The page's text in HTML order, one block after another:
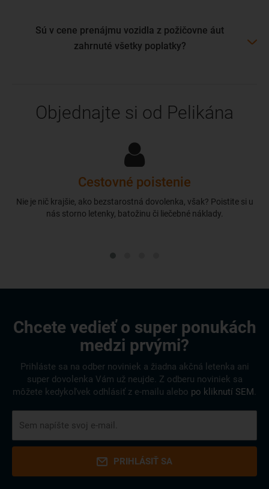
Sú v cene prenájmu vozidla z požičovne áut
zahrnuté všetky poplatky?
Objednajte si od Pelikána
Cestovné poistenie
Nie je nič krajšie, ako bezstarostná dovolenka, však? Poistite si u
nás storno letenky, batožinu či liečebné náklady.
Chcete vedieť o super ponukách
medzi prvými?
Prihláste sa na odber noviniek a žiadna akčná letenka ani
super dovolenka Vám už neujde. Z odberu noviniek sa
môžete kedykoľvek odhlásiť z e-mailu alebo po kliknutí SEM.
PRIHLÁSIŤ SA